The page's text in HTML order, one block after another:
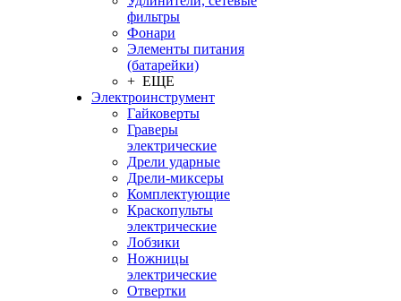
фильтры
Фонари
Элементы питания
(батарейки)
+ ЕЩЕ
Электроинструмент
Гайковерты
Граверы
электрические
Дрели ударные
Дрели-миксеры
Комплектующие
Краскопульты
электрические
Лобзики
Ножницы
электрические
Отвертки